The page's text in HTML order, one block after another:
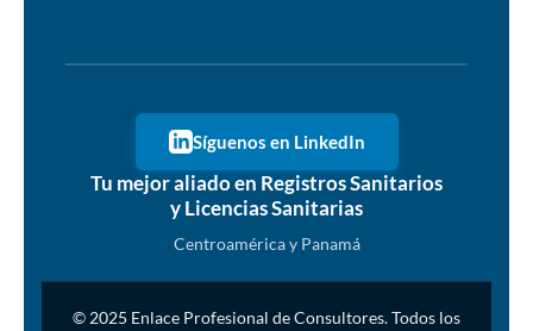
Síguenos en LinkedIn
Tu mejor aliado en Registros Sanitarios
y Licencias Sanitarias
Centroamérica y Panamá
© 2025 Enlace Profesional de Consultores. Todos los